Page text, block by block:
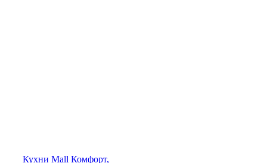
Кухни Mall Комфорт,